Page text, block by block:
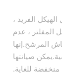
الهيكل الفريد ،
المفلتر ، عدم
المرشح.إنها
صيانتها
منخفضة للغاية.